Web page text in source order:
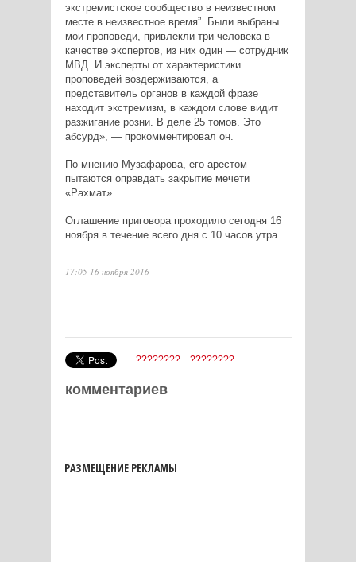
экстремистское сообщество в неизвестном
месте в неизвестное время”. Были выбраны
мои проповеди, привлекли три человека в
качестве экспертов, из них один — сотрудник
МВД. И эксперты от характеристики
проповедей воздерживаются, а
представитель органов в каждой фразе
находит экстремизм, в каждом слове видит
разжигание розни. В деле 25 томов. Это
абсурд», — прокомментировал он.
По мнению Музафарова, его арестом
пытаются оправдать закрытие мечети
«Рахмат».
Оглашение приговора проходило сегодня 16
ноября в течение всего дня с 10 часов утра.
17:05 16 ноября 2016
???????? ????????
комментариев
РАЗМЕЩЕНИЕ РЕКЛАМЫ